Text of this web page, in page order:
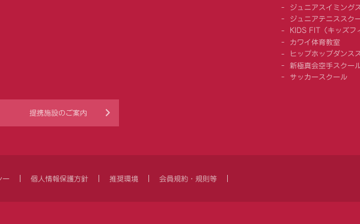
ジュニアスイミング
ジュニアテニススク
KIDS FIT（キッズフ
カワイ体育教室
ヒップホップダンス
新極真会空手スクー
サッカースクール
提携施設のご案内
ー 個人情報保護方針 推奨環境 会員規約・規則等